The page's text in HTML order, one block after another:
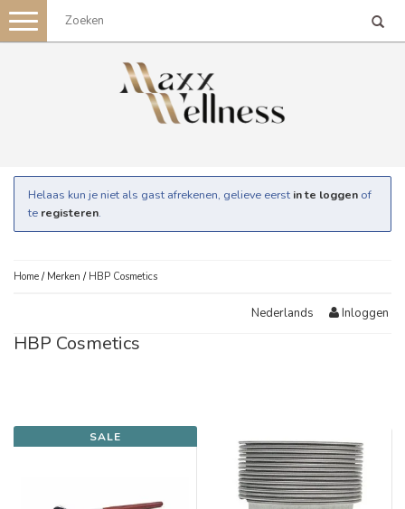
Toggle
navigation
Helaas kun je niet als gast afrekenen, gelieve eerst in te loggen of
te registeren.
Home / Merken / HBP Cosmetics
Nederlands Inloggen
HBP Cosmetics
SALE